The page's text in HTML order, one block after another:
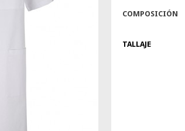
COMPOSICIÓN
TALLAJE